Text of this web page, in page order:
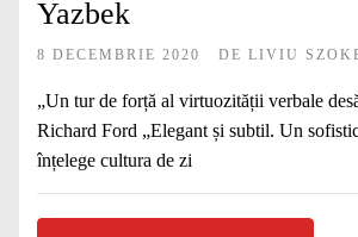
Yazbek
8 DECEMBRIE 2020 DE LIVIU
„Un tur de forță al virtuozității verbale
Richard Ford „Elegant și subtil. Un
înțelege cultura de zi